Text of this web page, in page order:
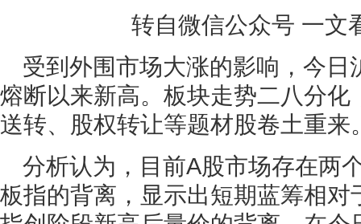
转自微信公众号 一文
受到外围市场大涨的影响，今
熔断以来新高。板块走势二八分
送转、股权转让等题材股卷土重来
分析认为，目前A股市场存在两
板指的背离，显示出短期蓝筹相